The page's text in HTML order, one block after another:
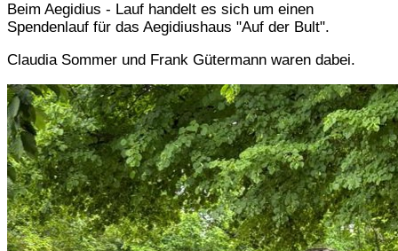
Beim Aegidius - Lauf handelt es sich um einen
Spendenlauf für das Aegidiushaus "Auf der Bult".
Claudia Sommer und Frank Gütermann waren dabei.